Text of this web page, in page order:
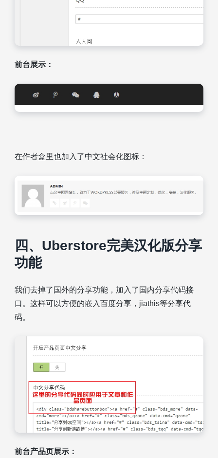
前台展示：
在作者盒里也加入了中文社会化图标：
四、Uberstore完美汉化版分享
功能
我们去掉了国外的分享功能，加入了国内分享代码接
口。这样可以方便的嵌入百度分享，jiathis等分享代
码。
前台产品页展示：